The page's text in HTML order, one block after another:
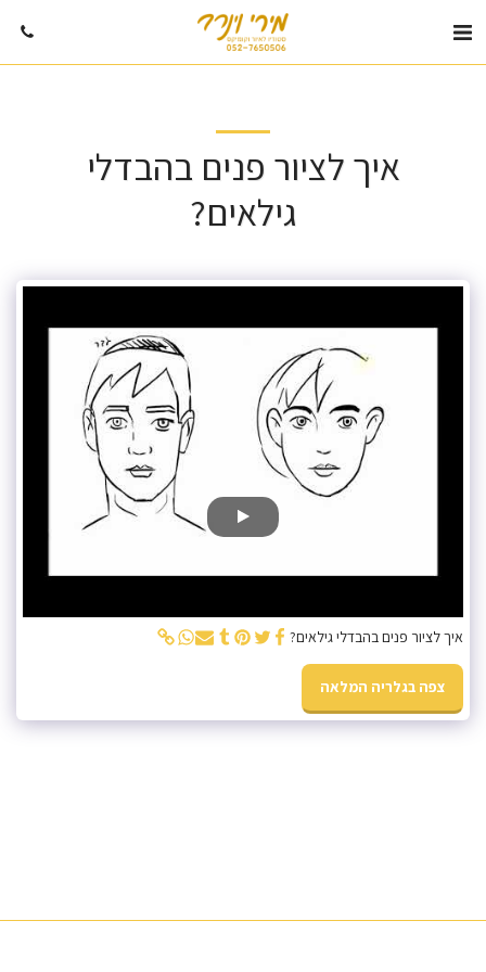
איך לציור פנים בהבדלי
גילאים?
איך לציור פנים בהבדלי גילאים?
צפה בגלריה המלאה